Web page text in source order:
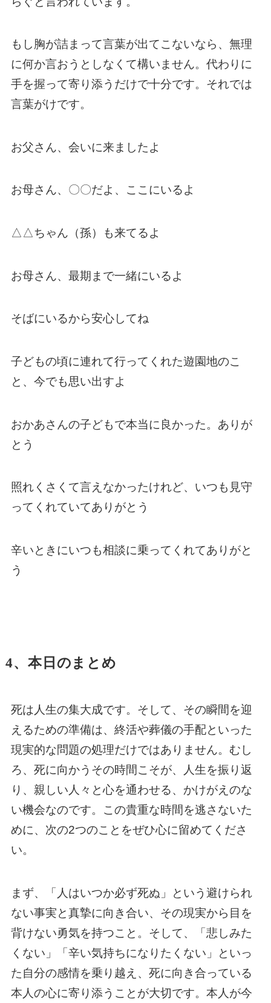
もし胸が詰まって言葉が出てこないなら、無理
に何か言おうとしなくて構いません。代わりに
手を握って寄り添うだけで十分です。それでは
言葉がけです。
お父さん、会いに来ましたよ
お母さん、〇〇だよ、ここにいるよ
△△ちゃん（孫）も来てるよ
お母さん、最期まで一緒にいるよ
そばにいるから安心してね
子どもの頃に連れて行ってくれた遊園地のこ
と、今でも思い出すよ
おかあさんの子どもで本当に良かった。ありが
とう
照れくさくて言えなかったけれど、いつも見守
ってくれていてありがとう
辛いときにいつも相談に乗ってくれてありがと
う
4、本日のまとめ
​​死は人生の集大成です。そして、その瞬間を迎
えるための準備は、終活や葬儀の手配といった
現実的な問題の処理だけではありません。むし
ろ、死に向かうその時間こそが、人生を振り返
り、親しい人々と心を通わせる、かけがえのな
い機会なのです。この貴重な時間を逃さないた
めに、次の2つのことをぜひ心に留めてくださ
い。
まず、「人はいつか必ず死ぬ」という避けられ
ない事実と真摯に向き合い、その現実から目を
背けない勇気を持つこと。そして、「悲しみた
くない」「辛い気持ちになりたくない」といっ
た自分の感情を乗り越え、死に向き合っている
本人の心に寄り添うことが大切です。本人が今